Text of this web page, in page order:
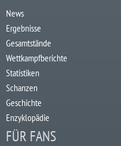
News
Ergebnisse
Gesamtstände
Wettkampfberichte
Statistiken
Schanzen
Geschichte
Enzyklopädie
FÜR FANS